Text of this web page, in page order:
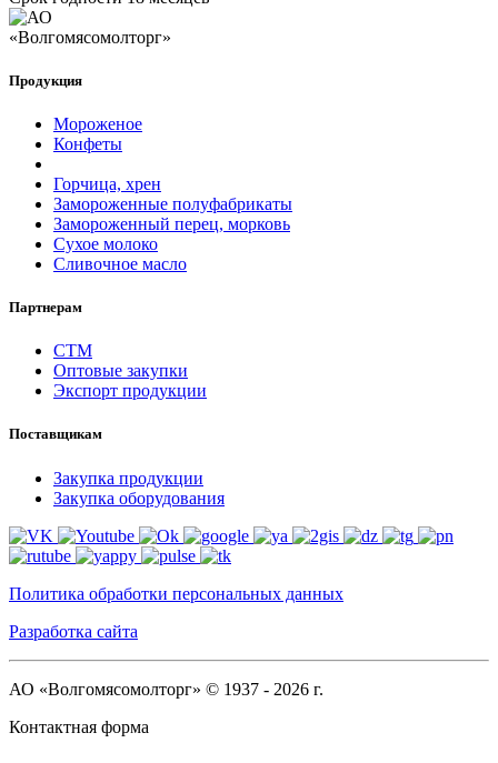
Продукция
Мороженое
Конфеты
Горчица, хрен
Замороженные полуфабрикаты
Замороженный перец, морковь
Сухое молоко
Сливочное масло
Партнерам
СТМ
Оптовые закупки
Экспорт продукции
Поставщикам
Закупка продукции
Закупка оборудования
Политика обработки персональных данных
Разработка сайта
АО «Волгомясомолторг» © 1937 - 2026 г.
Контактная форма